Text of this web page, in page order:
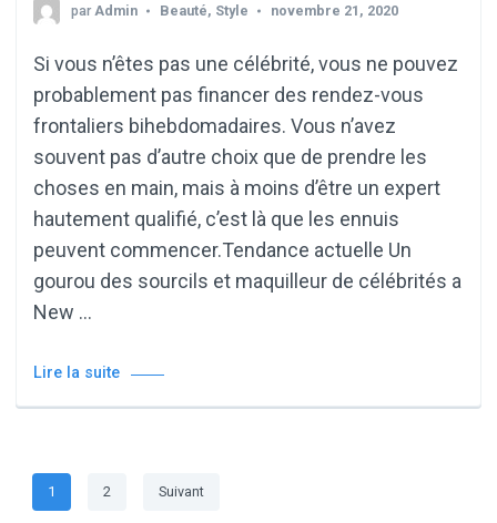
par Admin Beauté, Style novembre 21, 2020
Si vous n’êtes pas une célébrité, vous ne pouvez
probablement pas financer des rendez-vous
frontaliers bihebdomadaires. Vous n’avez
souvent pas d’autre choix que de prendre les
choses en main, mais à moins d’être un expert
hautement qualifié, c’est là que les ennuis
peuvent commencer.Tendance actuelle Un
gourou des sourcils et maquilleur de célébrités a
New …
Lire la suite
Pagination
Page
1 Page
2 Suivant